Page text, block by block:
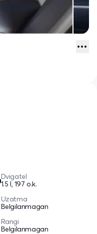
Dvigatel
1.5 l, 197 o.k.
Uzatma
Belgilanmagan
Rangi
Belgilanmagan